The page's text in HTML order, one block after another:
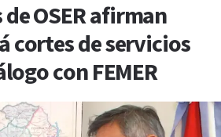
OSER afirman
cortes de servicios
con FEMER